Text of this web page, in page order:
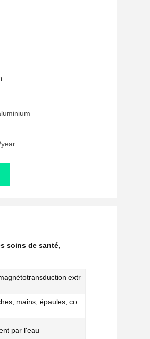
soins de santé,
extr
mains, épaules, co
par l'eau